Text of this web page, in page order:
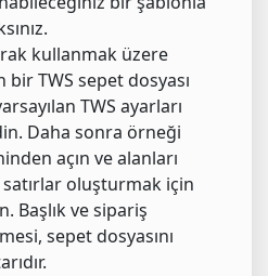
kullanmak üzere
bir TWS sepet dosyası
TWS ayarları
Daha sonra örneği
açın ve alanları
oluşturmak için
Başlık ve sipariş
sepet dosyasını